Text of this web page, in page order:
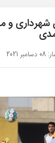
شهرداری
2021